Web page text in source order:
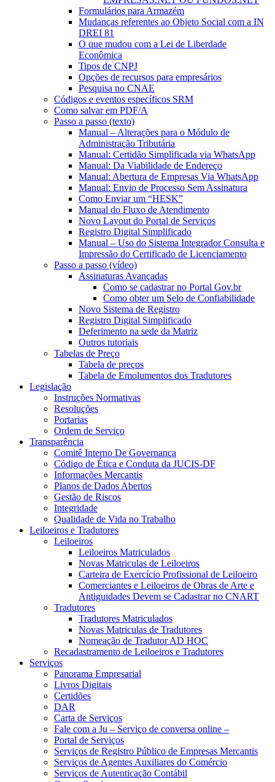
Formulários para Armazém
Mudanças referentes ao Objeto Social com a IN
DREI 81
O que mudou com a Lei de Liberdade
Econômica
Tipos de CNPJ
Opções de recursos para empresários
Pesquisa no CNAE
Códigos e eventos específicos SRM
Como salvar em PDF/A
Passo a passo (texto)
Manual – Alterações para o Módulo de
Administração Tributária
Manual: Certidão Simplificada via WhatsApp
Manual: Da Viabilidade de Endereço
Manual: Abertura de Empresas Via WhatsApp
Manual: Envio de Processo Sem Assinatura
Como Enviar um “HESK”
Manual do Fluxo de Atendimento
Novo Layout do Portal de Serviços
Registro Digital Simplificado
Manual – Uso do Sistema Integrador Consulta e
Impressão do Certificado de Licenciamento
Passo a passo (vídeo)
Assinaturas Avançadas
Como se cadastrar no Portal Gov.br
Como obter um Selo de Confiabilidade
Novo Sistema de Registro
Registro Digital Simplificado
Deferimento na sede da Matriz
Outros tutoriais
Tabelas de Preço
Tabela de preços
Tabela de Emolumentos dos Tradutores
Legislação
Instruções Normativas
Resoluções
Portarias
Ordem de Serviço
Transparência
Comitê Interno De Governança
Código de Ética e Conduta da JUCIS-DF
Informações Mercantis
Planos de Dados Abertos
Gestão de Riscos
Integridade
Qualidade de Vida no Trabalho
Leiloeiros e Tradutores
Leiloeiros
Leiloeiros Matriculados
Novas Matriculas de Leiloeiros
Carteira de Exercício Profissional de Leiloeiro
Comerciantes e Leiloeiros de Obras de Arte e
Antiguidades Devem se Cadastrar no CNART
Tradutores
Tradutores Matriculados
Novas Matriculas de Tradutores
Nomeação de Tradutor AD HOC
Recadastramento de Leiloeiros e Tradutores
Serviços
Panorama Empresarial
Livros Digitais
Certidões
DAR
Carta de Serviços
Fale com a Ju – Serviço de conversa online –
Portal de Serviços
Serviços de Registro Público de Empresas Mercantis
Serviços de Agentes Auxiliares do Comércio
Serviços de Autenticação Contábil